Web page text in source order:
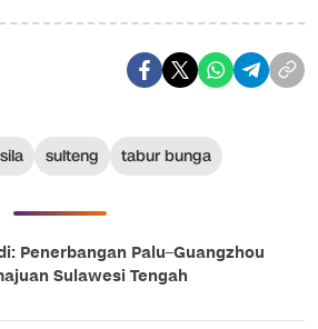
sulteng tabur bunga
Penerbangan Palu–Guangzhou
Sulawesi Tengah